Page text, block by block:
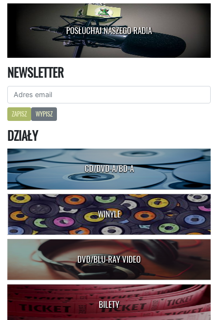
POSŁUCHAJ NASZEGO RADIA
NEWSLETTER
ZAPISZ WYPISZ
DZIAŁY
CD/DVD-A/BD-A
WINYLE
DVD/BLU-RAY VIDEO
BILETY